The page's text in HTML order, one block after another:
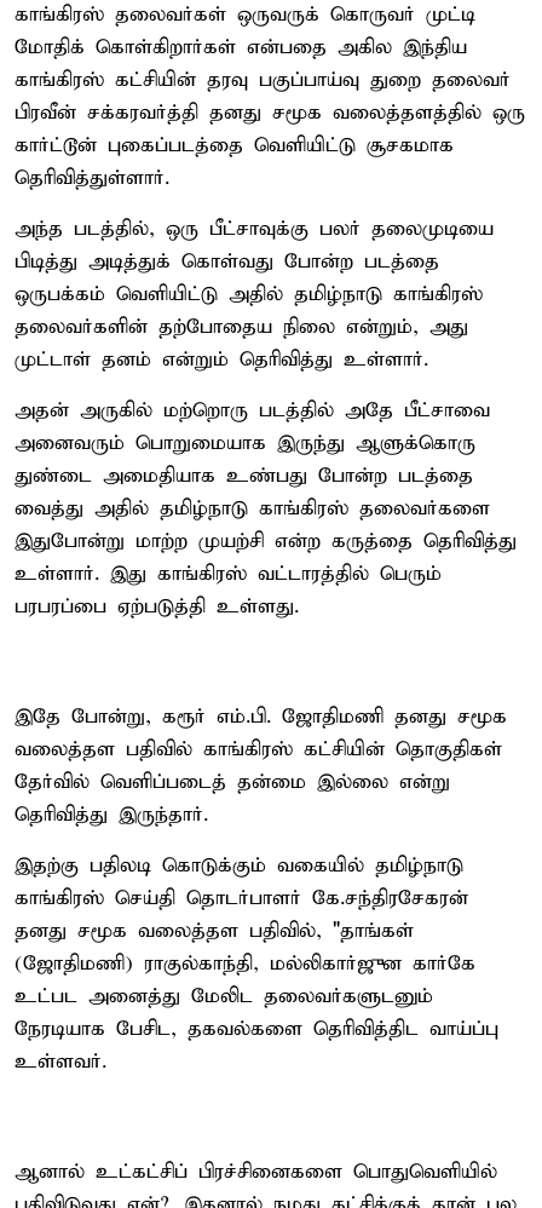
காங்கிரஸ் தலைவர்கள் ஒருவருக் கொருவர் முட்டி
மோதிக் கொள்கிறார்கள் என்பதை அகில இந்திய
காங்கிரஸ் கட்சியின் தரவு பகுப்பாய்வு துறை தலைவர்
பிரவீன் சக்கரவர்த்தி தனது சமூக வலைத்தளத்தில் ஒரு
கார்ட்டூன் புகைப்படத்தை வெளியிட்டு சூசகமாக
தெரிவித்துள்ளார்.
அந்த படத்தில், ஒரு பீட்சாவுக்கு பலர் தலைமுடியை
பிடித்து அடித்துக் கொள்வது போன்ற படத்தை
ஒருபக்கம் வெளியிட்டு அதில் தமிழ்நாடு காங்கிரஸ்
தலைவர்களின் தற்போதைய நிலை என்றும், அது
முட்டாள் தனம் என்றும் தெரிவித்து உள்ளார்.
அதன் அருகில் மற்றொரு படத்தில் அதே பீட்சாவை
அனைவரும் பொறுமையாக இருந்து ஆளுக்கொரு
துண்டை அமைதியாக உண்பது போன்ற படத்தை
வைத்து அதில் தமிழ்நாடு காங்கிரஸ் தலைவர்களை
இதுபோன்று மாற்ற முயற்சி என்ற கருத்தை தெரிவித்து
உள்ளார். இது காங்கிரஸ் வட்டாரத்தில் பெரும்
பரபரப்பை ஏற்படுத்தி உள்ளது.
இதே போன்று, கரூர் எம்.பி. ஜோதிமணி தனது சமூக
வலைத்தள பதிவில் காங்கிரஸ் கட்சியின் தொகுதிகள்
தேர்வில் வெளிப்படைத் தன்மை இல்லை என்று
தெரிவித்து இருந்தார்.
இதற்கு பதிலடி கொடுக்கும் வகையில் தமிழ்நாடு
காங்கிரஸ் செய்தி தொடர்பாளர் கே.சந்திரசேகரன்
தனது சமூக வலைத்தள பதிவில், "தாங்கள்
(ஜோதிமணி) ராகுல்காந்தி, மல்லிகார்ஜுன கார்கே
உட்பட அனைத்து மேலிட தலைவர்களுடனும்
நேரடியாக பேசிட, தகவல்களை தெரிவித்திட வாய்ப்பு
உள்ளவர்.
ஆனால் உட்கட்சிப் பிரச்சினைகளை பொதுவெளியில்